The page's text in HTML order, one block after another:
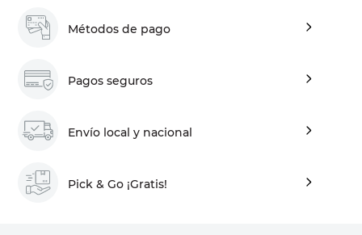
Métodos de pago
Pagos seguros
Envío local y nacional
Pick & Go ¡Gratis!